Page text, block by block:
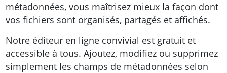
métadonnées, vous maîtrisez mieux la façon dont
vos fichiers sont organisés, partagés et affichés.
Notre éditeur en ligne convivial est gratuit et
accessible à tous. Ajoutez, modifiez ou supprimez
simplement les champs de métadonnées selon